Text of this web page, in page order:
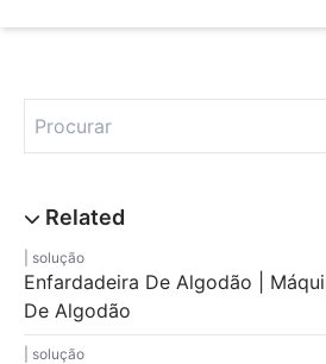
solução
Enfardadeira De Algodão |
De Algodão
solução